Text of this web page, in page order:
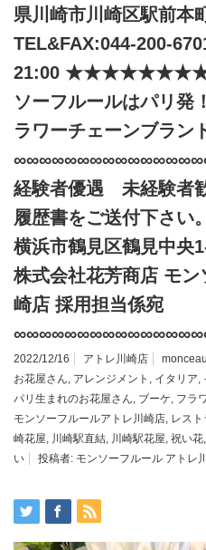
県川崎市川崎区駅前本
TEL&FAX:044-200-
21:00
ソーフルールはパリ発
ラワーチェーンブラン
経験者優遇 未経験者
履歴書をご送付下さい
横浜市鶴見区鶴見中央
株式会社花芳商店 モン
崎店 採用担当係宛
2022/12/16 アトレ川崎店
お花屋さん, アレンジメント , イタリア,
パリ生まれのお花屋さん, ブーケ, フラ
モンソーフルールアトレ川崎店, レスト
崎花屋, 川崎駅直結, 川崎駅花屋, 祝い花,
い
投稿者: モンソーフルール アトレ